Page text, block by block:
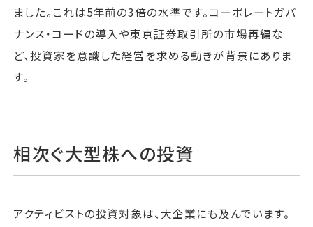
ました。これは5年前の3倍の水準です。コーポレートガバ
ナンス・コードの導入や東京証券取引所の市場再編な
ど、投資家を意識した経営を求める動きが背景にありま
す。
相次ぐ大型株への投資
アクティビストの投資対象は、大企業にも及んでいます。